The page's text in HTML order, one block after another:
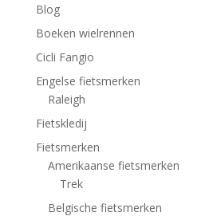
Blog
Boeken wielrennen
Cicli Fangio
Engelse fietsmerken
Raleigh
Fietskledij
Fietsmerken
Amerikaanse fietsmerken
Trek
Belgische fietsmerken